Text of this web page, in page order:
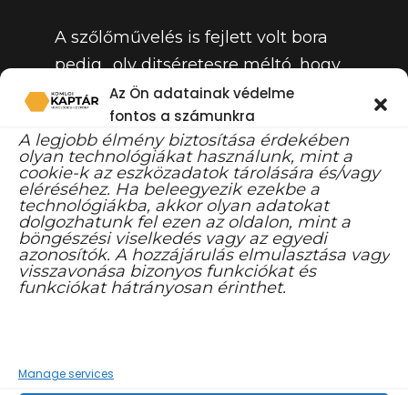
Az Ön adatainak védelme
fontos a számunkra
A legjobb élmény biztosítása érdekében
olyan technológiákat használunk, mint a
cookie-k az eszközadatok tárolására és/vagy
eléréséhez. Ha beleegyezik ezekbe a
technológiákba, akkor olyan adatokat
dolgozhatunk fel ezen az oldalon, mint a
böngészési viselkedés vagy az egyedi
azonosítók. A hozzájárulás elmulasztása vagy
visszavonása bizonyos funkciókat és
funkciókat hátrányosan érinthet.
Manage services
A szőlőművelés is fejlett volt bora
pedig „oly ditséretesre méltó, hogy
gyakortább ama híres szekszárdi
borhoz hasonlítani lehet.”- jegyzi fel
1829-ből Egyed Antal paksi
plébános összeírása. Ekkor már
kőbánya és szénbánya is működik a
faluban.
Az 1829-es bányanyitással változik a
lakosságnak ezáltal jelentős